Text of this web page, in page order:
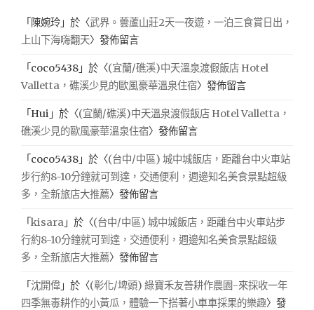
「 陳婉玲 」於〈武界。蕓蘆山莊2天一夜遊，一泊三食賞日出，
上山下海嗨翻天〉發佈留言
「 coco5438 」於〈(宜蘭/礁溪)中天溫泉渡假飯店 Hotel
Valletta，礁溪少見的歐風豪華溫泉住宿〉發佈留言
「Hui 」於〈(宜蘭/礁溪)中天溫泉渡假飯店 Hotel Valletta，
礁溪少見的歐風豪華溫泉住宿〉發佈留言
「 coco5438 」於〈(台中/中區) 城中城飯店，距離台中火車站
步行約8-10分鐘就可到達，交通便利，週邊知名美食景點超級
多，全新旅店大推薦〉發佈留言
「kisara 」於〈(台中/中區) 城中城飯店，距離台中火車站步
行約8-10分鐘就可到達，交通便利，週邊知名美食景點超級
多，全新旅店大推薦〉發佈留言
「沈開偉 」於〈(彰化/埤頭) 綠寶禾友善耕作農園-來採收一年
四季無毒耕作的小黃瓜，體驗一下搭著小車車採果的樂趣〉發